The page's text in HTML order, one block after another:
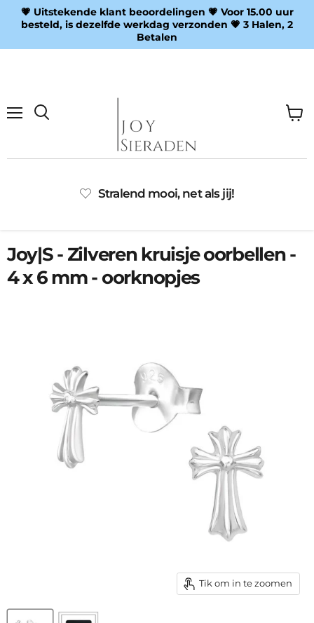
💗 Uitstekende klant beoordelingen 💗 Voor 15.00 uur
besteld, is dezelfde werkdag verzonden 💗 3 Halen, 2
Betalen
Stralend mooi, net als jij!
Joy|S - Zilveren kruisje oorbellen -
4 x 6 mm - oorknopjes
Tik om in te zoomen